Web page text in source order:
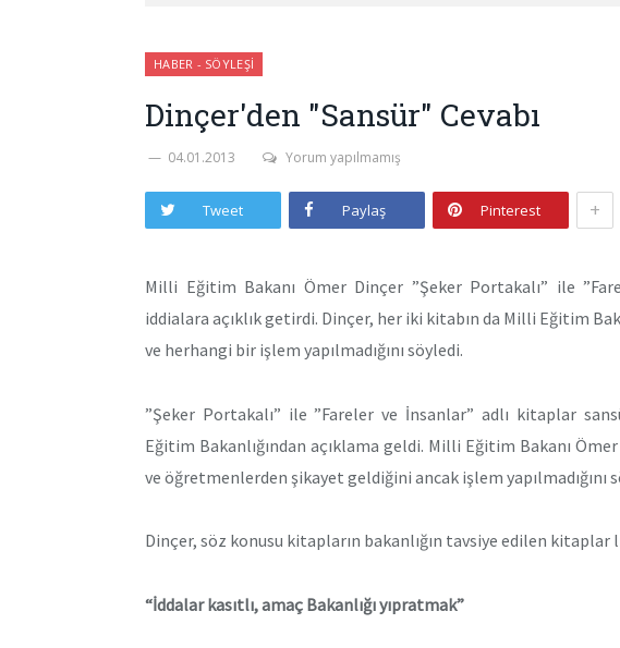
HABER - SÖYLEŞI
Dinçer'den "Sansür" Cevabı
04.01.2013 Yorum yapılmamış
Tweet Paylaş Pinterest +
Milli Eğitim Bakanı Ömer Dinçer ”Şeker Portakalı” ile
iddialara açıklık getirdi. Dinçer, her iki kitabın da Milli Eğitim
ve herhangi bir işlem yapılmadığını söyledi.
”Şeker Portakalı” ile ”Fareler ve İnsanlar” adlı kitaplar
Eğitim Bakanlığından açıklama geldi. Milli Eğitim Bakanı
ve öğretmenlerden şikayet geldiğini ancak işlem yapılmadığını
Dinçer, söz konusu kitapların bakanlığın tavsiye edilen kitaplar
“İddalar kasıtlı, amaç Bakanlığı yıpratmak”